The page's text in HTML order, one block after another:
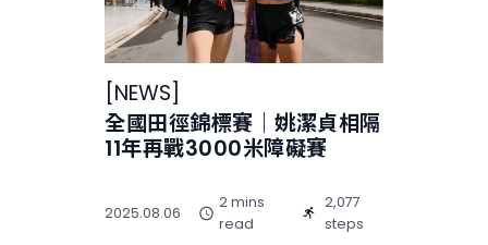
[NEWS]
全國田徑錦標賽｜姚潔貞相隔
11年再戰3000米障礙賽
2025.08.06
2 mins
read
2,077
steps